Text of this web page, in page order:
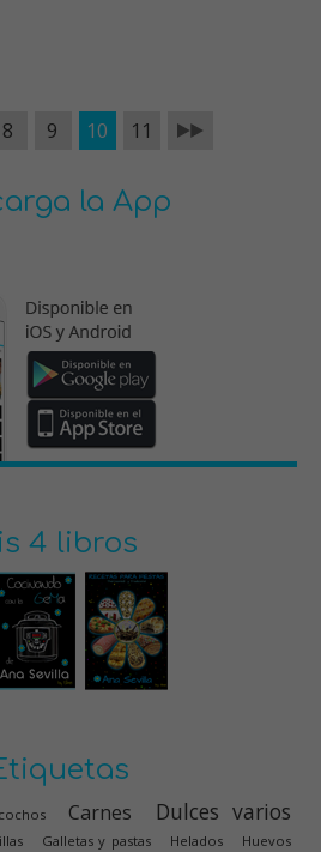
8 9 10 11
la App
4 libros
Carnes Dulces varios
Galletas y pastas Helados Huevos